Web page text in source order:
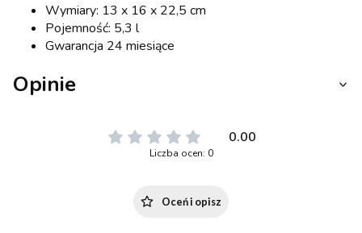
Wymiary: 13 x 16 x 22,5 cm
Pojemność: 5,3 l
Gwarancja 24 miesiące
Opinie
0.00
Liczba ocen: 0
Oceń i opisz